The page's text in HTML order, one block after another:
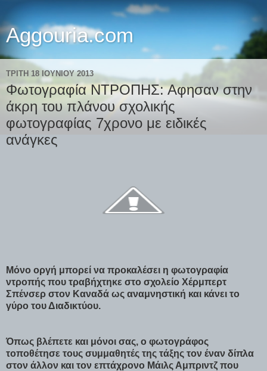
Aggouria.com
ΤΡΊΤΗ 18 ΙΟΥΝΊΟΥ 2013
Φωτογραφία ΝΤΡΟΠΗΣ: Αφησαν στην
άκρη του πλάνου σχολικής
φωτογραφίας 7χρονο με ειδικές
ανάγκες
Μόνο οργή μπορεί να προκαλέσει η φωτογραφία
ντροπής που τραβήχτηκε στο σχολείο Χέρμπερτ
Σπένσερ στον Καναδά ως αναμνηστική και κάνει το
γύρο του Διαδικτύου.
Όπως βλέπετε και μόνοι σας, ο φωτογράφος
τοποθέτησε τους συμμαθητές της τάξης τον έναν δίπλα
στον άλλον και τον επτάχρονο Μάιλς Αμπριντζ που